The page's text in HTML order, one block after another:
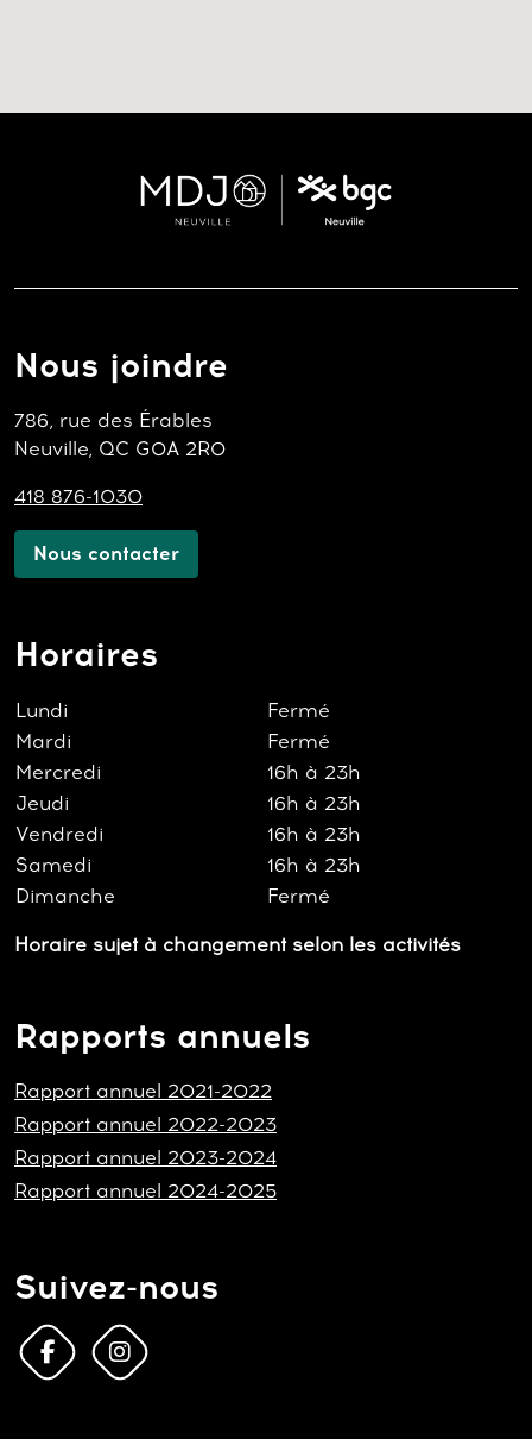
Nous joindre
786, rue des Érables
Neuville, QC G0A 2R0
418 876-1030
Nous contacter
Horaires
Lundi
Fermé
Mardi
Fermé
Mercredi
16h à 23h
Jeudi
16h à 23h
Vendredi
16h à 23h
Samedi
16h à 23h
Dimanche
Fermé
Horaire sujet à changement selon les activités
Rapports annuels
Rapport annuel 2021-2022
Rapport annuel 2022-2023
Rapport annuel 2023-2024
Rapport annuel 2024-2025
Suivez-nous